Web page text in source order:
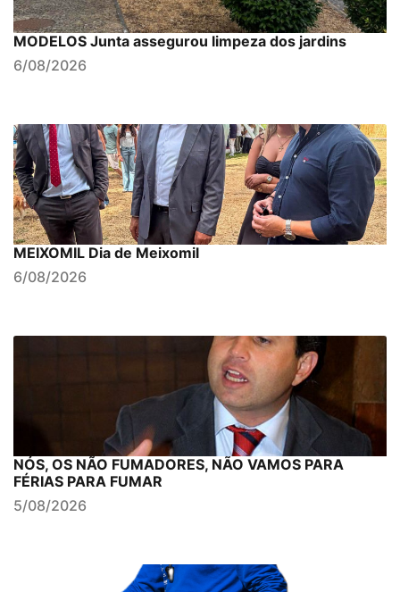
MODELOS Junta assegurou limpeza dos jardins
6/08/2026
MEIXOMIL Dia de Meixomil
6/08/2026
NÓS, OS NÃO FUMADORES, NÃO VAMOS PARA
FÉRIAS PARA FUMAR
5/08/2026